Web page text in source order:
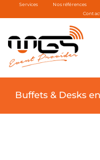
Passer
contenu
Services Nos références
Buffets & Desks